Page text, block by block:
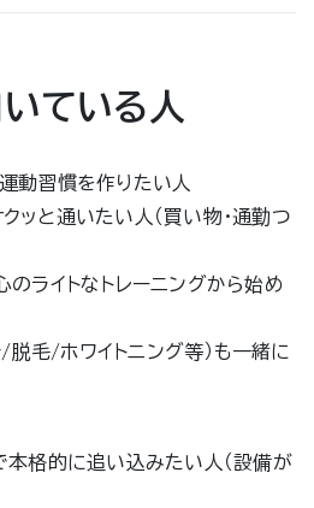
ている人
動習慣を作りたい人
ッと通いたい人（買い物・通勤つ
のライトなトレーニングから始め
/脱毛/ホワイトニング等）も一緒に
本格的に追い込みたい人（設備が